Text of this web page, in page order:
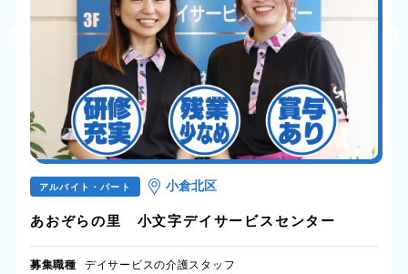
アルバイト・パート 小倉北区
あおぞらの里 小文字デイサービスセンター
募集職種 デイサービスの介護スタッフ